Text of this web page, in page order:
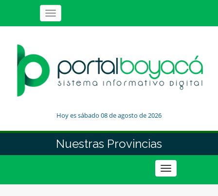
Toggle
navigation
Hoy es sábado 08 de agosto de 2026
Nuestras Provincias
Toggle